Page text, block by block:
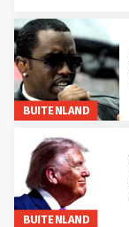
BUITENLAND
BUITENLAND